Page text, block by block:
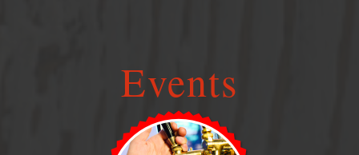
Events